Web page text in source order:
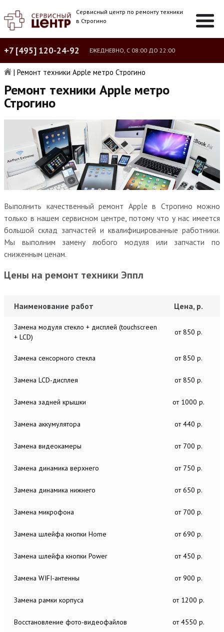
Сервисный центр по ремонту техники
в Строгино
+7 [495] 120-24-92 ЕЖЕДНЕВНО, С 08:00 ДО 22:00
| Ремонт техники Apple метро Строгино
Ремонт техники Apple метро
Строгино
Выполнить качественный ремонт Apple в Строгино можно
только в нашем сервисном центре, потому что у нас имеется
большой склад запчастей и квалифицированные работники.
Мы выполним замену любого модуля или запчасти по
сниженным ценам.
Цены на ремонт техники Эппл
Наименование работ Цена, р.
Замена модуля стекло + дисплей (touchscreen
+ LCD)
от 850 р.
Замена сенсорного стекла от 850 р.
Замена LCD-дисплея от 850 р.
Замена задней крышки от 1000 р.
Замена аккумулятора от 440 р.
Замена видеокамеры от 700 р.
Замена динамика верхнего от 750 р.
Замена динамика нижнего от 650 р.
Замена микрофона от 700 р.
Замена шлейфа кнопки Home от 690 р.
Замена шлейфа кнопки Power от 450 р.
Замена WIFI-антенны от 900 р.
Замена рамки корпуса от 1200 р.
Восстановление фото-видеофайлов от 4550 р.